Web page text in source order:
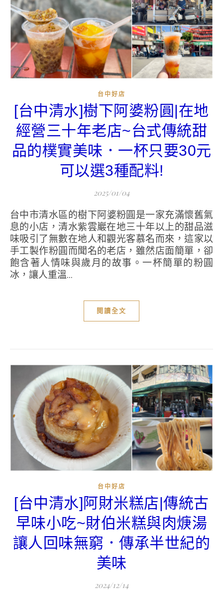
台中好店
[台中清水]樹下阿婆粉圓|在地
經營三十年老店~台式傳統甜
品的樸實美味．一杯只要30元
可以選3種配料!
2025/01/04
台中市清水區的樹下阿婆粉圓是一家充滿懷舊氣
息的小店，清水紫雲巖在地三十年以上的甜品滋
味吸引了無數在地人和觀光客慕名而來，這家以
手工製作粉圓而聞名的老店，雖然店面簡單，卻
飽含著人情味與歲月的故事。一杯簡單的粉圓
冰，讓人重溫...
閱讀全文
台中好店
[台中清水]阿財米糕店|傳統古
早味小吃~財伯米糕與肉焿湯
讓人回味無窮．傳承半世紀的
美味
2024/12/14